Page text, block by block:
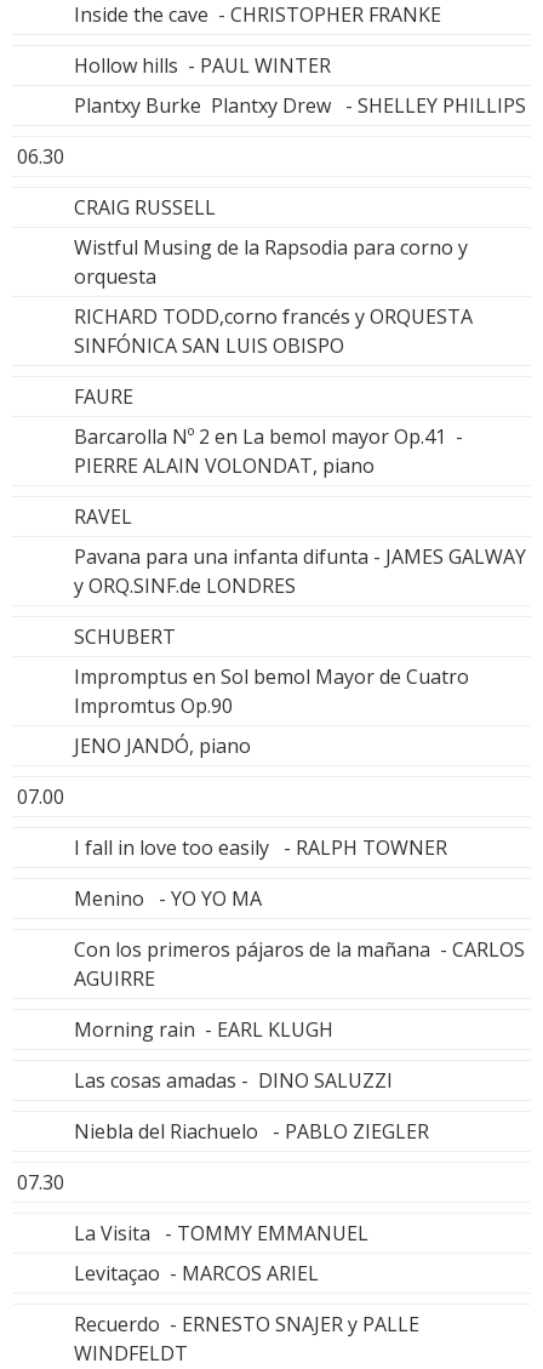
Inside the cave - CHRISTOPHER FRANKE
Hollow hills - PAUL WINTER
Plantxy Burke Plantxy Drew - SHELLEY PHILLIPS
06.30
CRAIG RUSSELL
Wistful Musing de la Rapsodia para corno y
orquesta
RICHARD TODD,corno francés y ORQUESTA
SINFÓNICA SAN LUIS OBISPO
FAURE
Barcarolla Nº 2 en La bemol mayor Op.41 -
PIERRE ALAIN VOLONDAT, piano
RAVEL
Pavana para una infanta difunta - JAMES GALWAY
y ORQ.SINF.de LONDRES
SCHUBERT
Impromptus en Sol bemol Mayor de Cuatro
Impromtus Op.90
JENO JANDÓ, piano
07.00
I fall in love too easily - RALPH TOWNER
Menino - YO YO MA
Con los primeros pájaros de la mañana - CARLOS
AGUIRRE
Morning rain - EARL KLUGH
Las cosas amadas - DINO SALUZZI
Niebla del Riachuelo - PABLO ZIEGLER
07.30
La Visita - TOMMY EMMANUEL
Levitaçao - MARCOS ARIEL
Recuerdo - ERNESTO SNAJER y PALLE
WINDFELDT